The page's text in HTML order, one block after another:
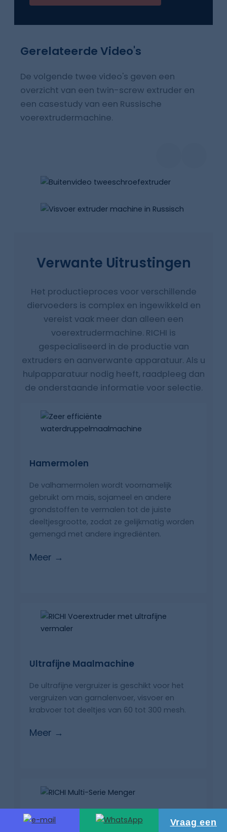
Gerelateerde Video's
De volgende twee video's geven een
overzicht van een twin-screw extruder en
een casestudy van een Russische
voerextrudermachine.
Verwante Uitrustingen
Het productieproces voor verschillende
diervoeders is complex en ingewikkeld en
vereist vaak meer dan alleen een
voerextrudermachine. RICHI is
gespecialiseerd in de productie van
extruders en aanverwante apparatuur. Als u
hulpapparatuur nodig heeft, raadpleeg dan
de onderstaande informatie voor selectie.
Hamermolen
De valhamermolen wordt voornamelijk
gebruikt om maïs, sojameel en andere
grondstoffen te vermalen tot de juiste
deeltjesgrootte, zodat ze gelijkmatig worden
gemengd met andere ingrediënten.
Meer →
Ultrafijne Maalmachine
De ultrafijne vergruizer is geschikt voor het
vergruizen van garnalenvoer, visvoer en
krabvoer tot deeltjes van 60 tot 300 mesh.
Meer →
Mengpaneel Vraag een